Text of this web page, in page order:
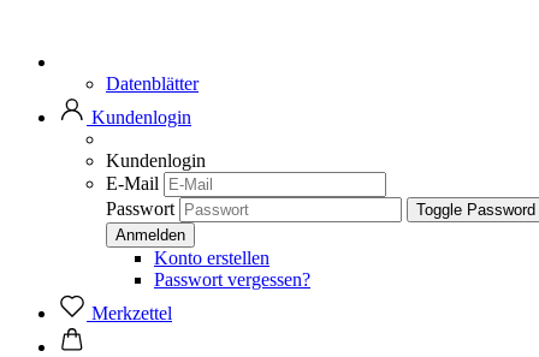
Datenblätter
Kundenlogin
Kundenlogin
E-Mail
Passwort
Toggle
Konto erstellen
Passwort vergessen?
Merkzettel